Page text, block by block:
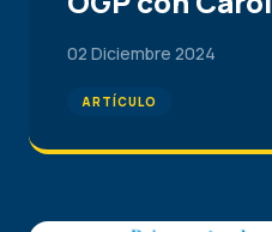
02 Diciembre 2024
ARTÍCULO